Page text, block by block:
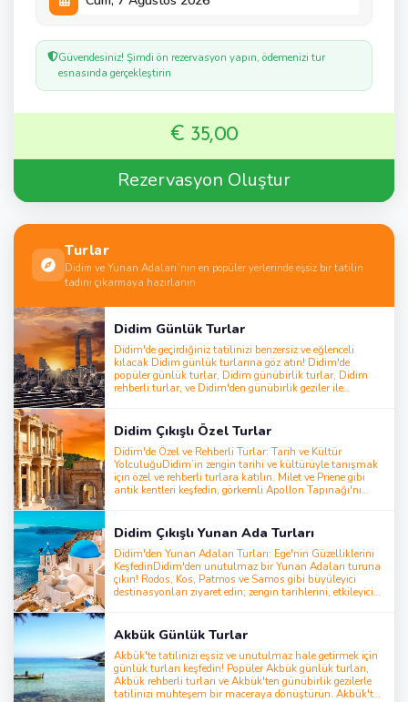
Güvendesiniz! Şimdi ön rezervasyon yapın, ödemenizi tur
esnasında gerçekleştirin
€ 35,00
Rezervasyon Oluştur
Turlar
Didim ve Yunan Adaları`nın en popüler yerlerinde eşsiz bir tatilin
tadını çıkarmaya hazırlanın
Didim Günlük Turlar
Didim'de geçirdiğiniz tatilinizi benzersiz ve eğlenceli
kılacak Didim günlük turlarına göz atın! Didim'de
popüler günlük turlar, Didim günübirlik turlar, Didim
rehberli turlar, ve Didim'den günübirlik geziler ile
diving tour, Didim jeep safari tour, Didim Pamukkale
tour, Didim Ephesus tour, Didim Dalyan tour, Didim
water park, Didim horse riding tour, Didim quad safari,
Didim Turkish bath, Didim to Kos Island tour, Didim
paragliding, Didim ATV tours ve Didim water sports gibi
eğlenceli ve dinlendirici aktiviteleri keşfedin. Uygun
yapmayı unutmayın
Didim Çıkışlı Özel Turlar
Didim'de Özel ve Rehberli Turlar: Tarih ve Kültür
YolculuğuDidim’in zengin tarihi ve kültürüyle tanışmak
için özel ve rehberli turlara katılın. Milet ve Priene gibi
antik kentleri keşfedin, görkemli Apollon Tapınağı'nı
eşliğinde bu turlar, bölgenin tarihi hazinelerine ve gizli
güzelliklerine daha derin bir bağ kurmanızı
sağlar.Deneyiminizi Pamukkale travertenleri, ikonik
Efes antik kenti veya rahatlatıcı Dalyan çamur
banyoları gezileriyle zenginleştirin. İster tarih tutkunu
olun ister kültür arayışında, Didim’deki rehberli turlar
Didim Çıkışlı Yunan Ada Turları
Didim'den Yunan Adaları Turları: Ege'nin Güzelliklerini
KeşfedinDidim'den unutulmaz bir Yunan Adaları turuna
çıkın! Rodos, Kos, Patmos ve Samos gibi büyüleyici
destinasyonları ziyaret edin; zengin tarihlerini, etkileyici
bu turlar herkes için bir şeyler sunuyor.Yolculuğunuzu
kolayca planlamak için Didim Kos feribot bileti, Kos
feribot bileti fiyatları ve sefer saatlerini inceleyebilirsiniz.
Didim’den Kos Adası’na feribotla seyahat ederek Ege’nin
cazibesini keşfetme fırsatını kaçırmayın. Bu özel turlarla
tatilinizi unutulmaz hale getirin
Akbük Günlük Turlar
Akbük'te tatilinizi eşsiz ve unutulmaz hale getirmek için
günlük turları keşfedin! Popüler Akbük günlük turları,
Akbük rehberli turları ve Akbük'ten günübirlik gezilerle
tatilinizi muhteşem bir maceraya dönüştürün. Akbük'te